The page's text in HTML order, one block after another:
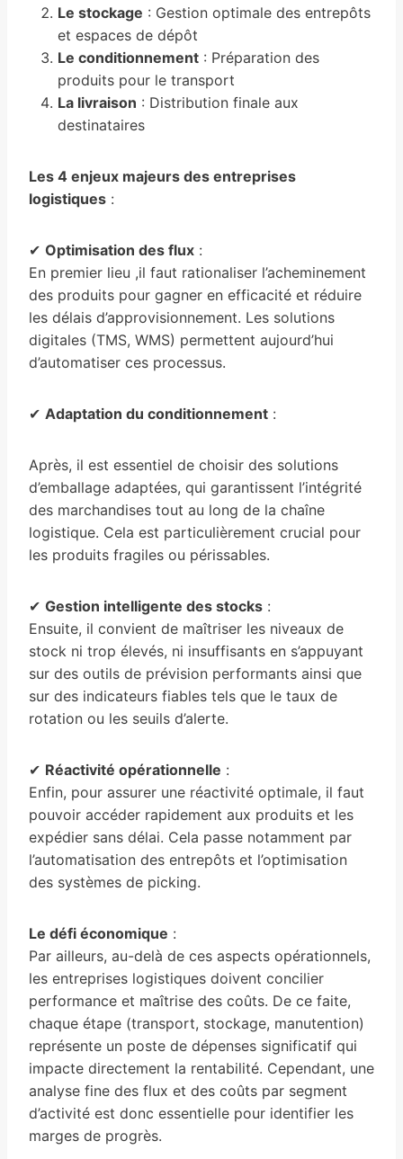
Le stockage : Gestion optimale des entrepôts
et espaces de dépôt
Le conditionnement : Préparation des
produits pour le transport
La livraison : Distribution finale aux
destinataires
Les 4 enjeux majeurs des entreprises
logistiques :
✔ Optimisation des flux :
En premier lieu ,il faut rationaliser l’acheminement
des produits pour gagner en efficacité et réduire
les délais d’approvisionnement. Les solutions
digitales (TMS, WMS) permettent aujourd’hui
d’automatiser ces processus.
✔ Adaptation du conditionnement :
Après, il est essentiel de choisir des solutions
d’emballage adaptées, qui garantissent l’intégrité
des marchandises tout au long de la chaîne
logistique. Cela est particulièrement crucial pour
les produits fragiles ou périssables.
✔ Gestion intelligente des stocks :
Ensuite, il convient de maîtriser les niveaux de
stock ni trop élevés, ni insuffisants en s’appuyant
sur des outils de prévision performants ainsi que
sur des indicateurs fiables tels que le taux de
rotation ou les seuils d’alerte.
✔ Réactivité opérationnelle :
Enfin, pour assurer une réactivité optimale, il faut
pouvoir accéder rapidement aux produits et les
expédier sans délai. Cela passe notamment par
l’automatisation des entrepôts et l’optimisation
des systèmes de picking.
Le défi économique :
Par ailleurs, au-delà de ces aspects opérationnels,
les entreprises logistiques doivent concilier
performance et maîtrise des coûts. De ce faite,
chaque étape (transport, stockage, manutention)
représente un poste de dépenses significatif qui
impacte directement la rentabilité. Cependant, une
analyse fine des flux et des coûts par segment
d’activité est donc essentielle pour identifier les
marges de progrès.